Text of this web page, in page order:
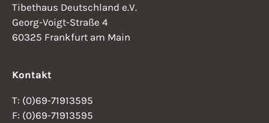
Tibethaus Deutschland e.V.
Georg-Voigt-Straße 4
60325 Frankfurt am Main
Kontakt
T: (0)69-71913595
F: (0)69-71913595